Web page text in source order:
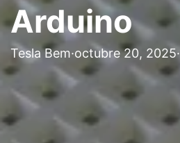
Arduino
Tesla Bem·octubre 20, 2025·